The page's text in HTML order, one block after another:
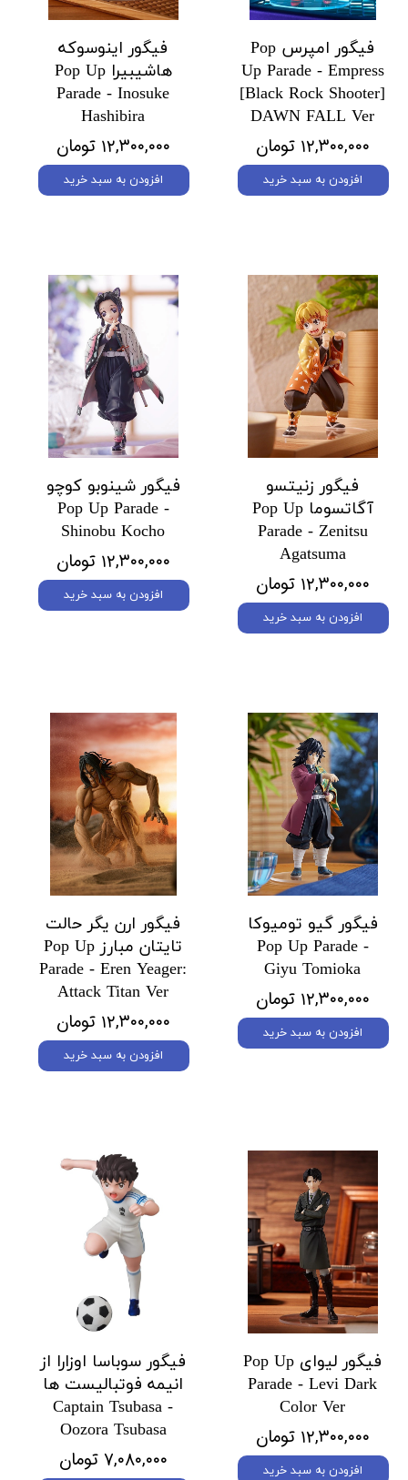
فیگور امپرس Pop
Up Parade - Empress
[Black Rock Shooter]
DAWN FALL Ver
۱۲,۳۰۰,۰۰۰ تومان
افزودن به سبد خرید
فیگور اینوسوکه
هاشیبیرا Pop Up
Parade - Inosuke
Hashibira
۱۲,۳۰۰,۰۰۰ تومان
افزودن به سبد خرید
فیگور زنیتسو
آگاتسوما Pop Up
Parade - Zenitsu
Agatsuma
۱۲,۳۰۰,۰۰۰ تومان
افزودن به سبد خرید
فیگور شینوبو کوچو
Pop Up Parade -
Shinobu Kocho
۱۲,۳۰۰,۰۰۰ تومان
افزودن به سبد خرید
فیگور گیو تومیوکا
Pop Up Parade -
Giyu Tomioka
۱۲,۳۰۰,۰۰۰ تومان
افزودن به سبد خرید
فیگور ارن یگر حالت
تایتان مبارز Pop Up
Parade - Eren Yeager:
Attack Titan Ver
۱۲,۳۰۰,۰۰۰ تومان
افزودن به سبد خرید
فیگور لیوای Pop Up
Parade - Levi Dark
Color Ver
۱۲,۳۰۰,۰۰۰ تومان
افزودن به سبد خرید
فیگور سوباسا اوزارا از
انیمه فوتبالیست ها
Captain Tsubasa -
Oozora Tsubasa
۷,۰۸۰,۰۰۰ تومان